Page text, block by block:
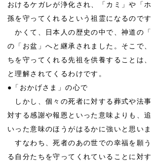
おけるケガレが浄化され、「カミ」や「
孫を守ってくれるという祖霊になるのです
かくて、日本人の歴史の中で、神道の
の「お盆」へと継承されました。そこで
ちを守ってくれる先祖を供養することは
と理解されてくるわけです。
● 「おかげさま」の心で
しかし、個々の死者に対する葬式や法
対する感謝や報恩といった意味よりも、
いった意味のほうがはるかに強いと思いま
すなわち、死者のあの世での幸福を願
る自分たちを守ってくれていることに対